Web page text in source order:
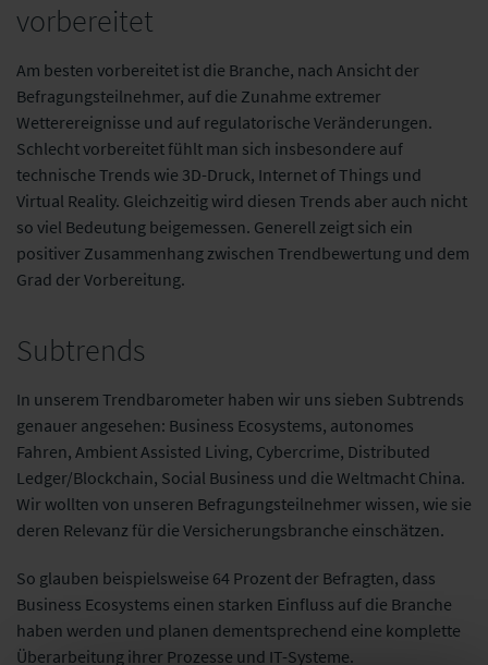
vorbereitet
Am besten vorbereitet ist die Branche, nach Ansicht der
Befragungsteilnehmer, auf die Zunahme extremer
Wetterereignisse und auf regulatorische Veränderungen.
Schlecht vorbereitet fühlt man sich insbesondere auf
technische Trends wie 3D-Druck, Internet of Things und
Virtual Reality. Gleichzeitig wird diesen Trends aber auch nicht
so viel Bedeutung beigemessen. Generell zeigt sich ein
positiver Zusammenhang zwischen Trendbewertung und dem
Grad der Vorbereitung.
Subtrends
In unserem Trendbarometer haben wir uns sieben Subtrends
genauer angesehen: Business Ecosystems, autonomes
Fahren, Ambient Assisted Living, Cybercrime, Distributed
Ledger/Blockchain, Social Business und die Weltmacht China.
Wir wollten von unseren Befragungsteilnehmer wissen, wie sie
deren Relevanz für die Versicherungsbranche einschätzen.
So glauben beispielsweise 64 Prozent der Befragten, dass
Business Ecosystems einen starken Einfluss auf die Branche
haben werden und planen dementsprechend eine komplette
Überarbeitung ihrer Prozesse und IT-Systeme.